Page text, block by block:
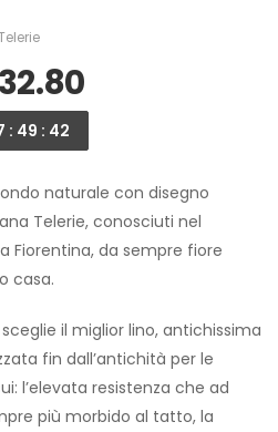
: 49 : 42
naturale con disegno
Telerie, conosciuti nel
Fiorentina, da sempre fiore
casa.
il miglior lino, antichissima
fin dall’antichità per le
l’elevata resistenza che ad
più morbido al tatto, la